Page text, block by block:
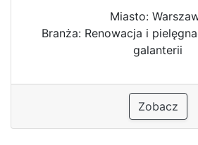
Miasto:
Branża: Renowacja i
galanterii
Zobacz